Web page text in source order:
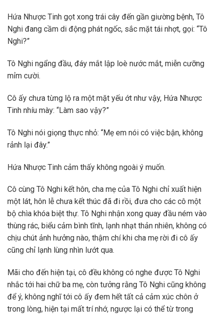
Hứa Nhược Tinh gọt xong trái cây đến gần giường bệnh, Tô
Nghi đang cầm di động phát ngốc, sắc mặt tái nhợt, gọi: “Tô
Nghi?”
Tô Nghi ngẩng đầu, đáy mắt lập loè nước mắt, miễn cưỡng
mỉm cười.
Cô ấy chưa từng lộ ra một mặt yếu ớt như vậy, Hứa Nhược
Tinh nhíu mày: “Làm sao vậy?”
Tô Nghi nói giọng thực nhỏ: “Mẹ em nói có việc bận, không
rảnh lại đây.”
Hứa Nhược Tinh cảm thấy không ngoài ý muốn.
Cô cùng Tô Nghi kết hôn, cha mẹ của Tô Nghi chỉ xuất hiện
một lát, hôn lễ chưa kết thúc đã đi rồi, đưa cho các cô một
bộ chìa khóa biệt thự. Tô Nghi nhận xong quay đầu ném vào
thùng rác, biểu cảm bình tĩnh, lạnh nhạt thản nhiên, không có
chịu chút ảnh hưởng nào, thậm chí khi cha mẹ rời đi cô ấy
cũng chỉ lạnh lùng nhìn lướt qua.
Mãi cho đến hiện tại, cô đều không có nghe được Tô Nghi
nhắc tới hai chữ ba mẹ, còn tưởng rằng Tô Nghi cũng không
để ý, không nghĩ tới cô ấy đem hết tất cả cảm xúc chôn ở
trong lòng, hiện tại mất trí nhớ, ngược lại có thể từ trong